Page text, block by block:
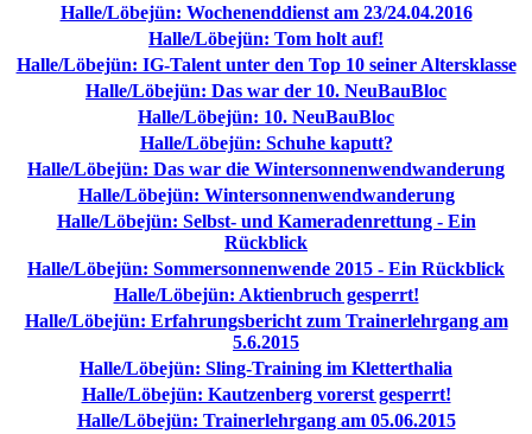
Halle/Löbejün: Wochenenddienst am 23/24.04.2016
Halle/Löbejün: Tom holt auf!
Halle/Löbejün: IG-Talent unter den Top 10 seiner Altersklasse
Halle/Löbejün: Das war der 10. NeuBauBloc
Halle/Löbejün: 10. NeuBauBloc
Halle/Löbejün: Schuhe kaputt?
Halle/Löbejün: Das war die Wintersonnenwendwanderung
Halle/Löbejün: Wintersonnenwendwanderung
Halle/Löbejün: Selbst- und Kameradenrettung - Ein
Rückblick
Halle/Löbejün: Sommersonnenwende 2015 - Ein Rückblick
Halle/Löbejün: Aktienbruch gesperrt!
Halle/Löbejün: Erfahrungsbericht zum Trainerlehrgang am
5.6.2015
Halle/Löbejün: Sling-Training im Kletterthalia
Halle/Löbejün: Kautzenberg vorerst gesperrt!
Halle/Löbejün: Trainerlehrgang am 05.06.2015